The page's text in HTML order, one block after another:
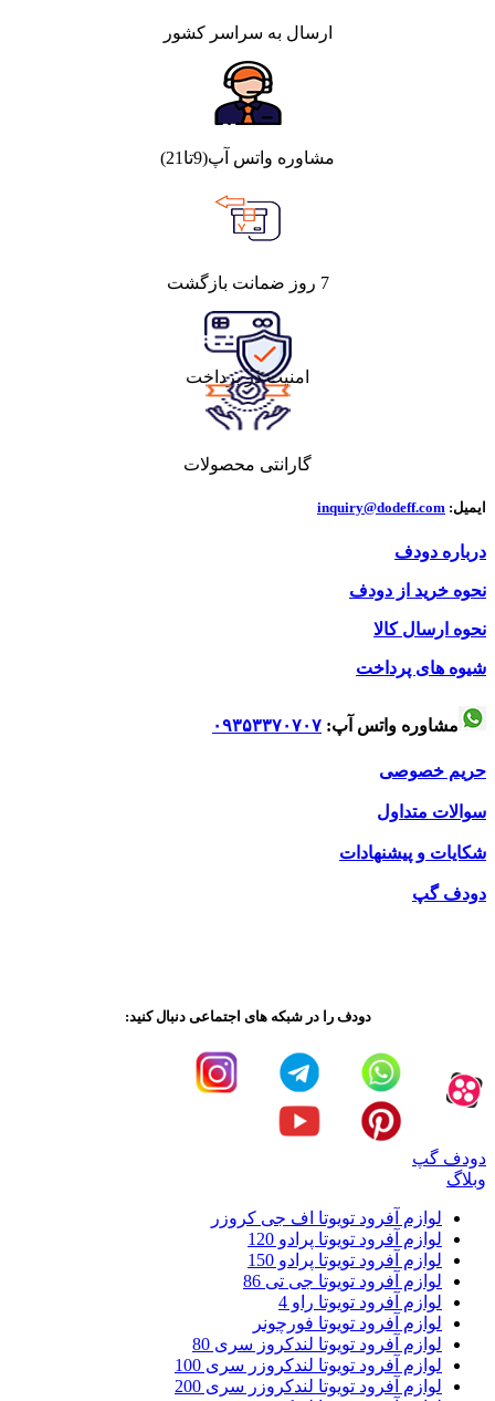
ارسال به سراسر کشور
مشاوره واتس آپ(9تا21)
7 روز ضمانت بازگشت
امنیت در پرداخت
گارانتی محصولات
ایمیل: inquiry@dodeff.com
درباره دودف
نحوه خرید از دودف
نحوه ارسال کالا
شیوه های پرداخت
مشاوره واتس آپ: ۰۹۳۵۳۳۷۰۷۰۷
حریم خصوصی
سوالات متداول
شکایات و پیشنهادات
دودف گپ
دودف را در شبکه های اجتماعی دنبال کنید:
دودف گپ
وبلاگ
لوازم آفرود تویوتا اف جی کروزر
لوازم آفرود تویوتا پرادو 120
لوازم آفرود تویوتا پرادو 150
لوازم آفرود تویوتا جی تی 86
لوازم آفرود تویوتا راو 4
لوازم آفرود تویوتا فورچونر
لوازم آفرود تویوتا لندکروز سری 80
لوازم آفرود تویوتا لندکروزر سری 100
لوازم آفرود تویوتا لندکروزر سری 200